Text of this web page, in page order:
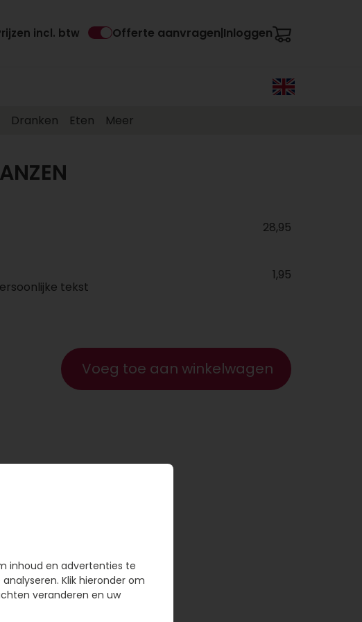
incl. btw Offerte aanvragen Inloggen
Dranken Eten Meer
28,95
tekst
1,95
Voeg toe aan winkelwagen
inhoud en advertenties te
Klik hieronder om
veranderen en uw